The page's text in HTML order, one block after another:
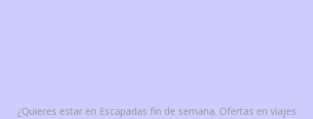
¿Quieres estar en Escapadas fin de semana. Ofertas en viajes